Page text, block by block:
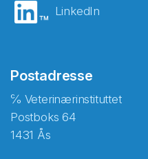
LinkedIn
Postadresse
℅ Veterinærinstituttet
Postboks 64
1431 Ås